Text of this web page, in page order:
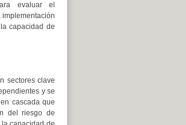
evaluar el
implementación
capacidad de
sectores clave
y se
cascada que
del riesgo de